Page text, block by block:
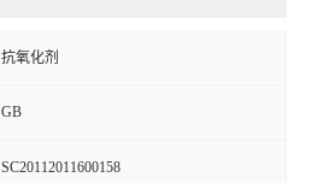
抗氧化剂
GB
SC20112011600158